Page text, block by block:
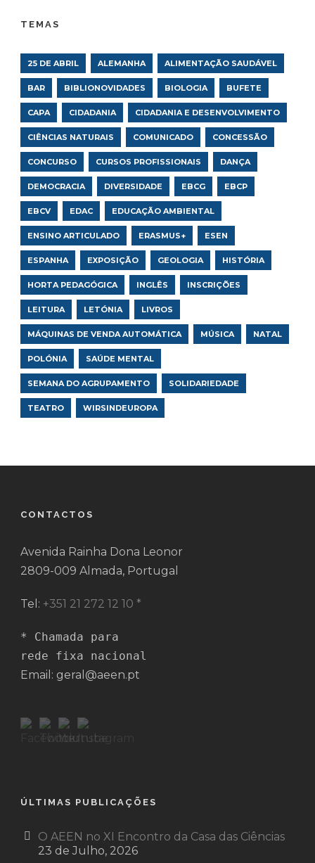
TEMAS
25 DE ABRIL ALEMANHA ALIMENTAÇÃO SAUDÁVEL
BAR BIBLIONOVIDADES BIOLOGIA BUFETE
CAPA CIDADANIA CIDADANIA E DESENVOLVIMENTO
CIÊNCIAS NATURAIS COMUNICADO CONCESSÃO
CONCURSO CURSOS PROFISSIONAIS DANÇA
DEMOCRACIA DIVERSIDADE EBCG EBCP
EBCV EDAC EDUCAÇÃO AMBIENTAL
ENSINO ARTICULADO ERASMUS+ ESEN
ESPANHA EXPOSIÇÃO GEOLOGIA HISTÓRIA
HORTA PEDAGÓGICA INGLÊS INSCRIÇÕES
LEITURA LETÓNIA LIVROS
MÁQUINAS DE VENDA AUTOMÁTICA MÚSICA NATAL
POLÓNIA SAÚDE MENTAL
SEMANA DO AGRUPAMENTO SOLIDARIEDADE
TEATRO WIRSINDEUROPA
CONTACTOS
Avenida Rainha Dona Leonor
2809-009 Almada, Portugal
Tel: +351 21 272 12 10 *
* Chamada para
rede fixa nacional
Email: geral@aeen.pt
ÚLTIMAS PUBLICAÇÕES
O AEEN no XI Encontro da Casa das Ciências
23 de Julho, 2026